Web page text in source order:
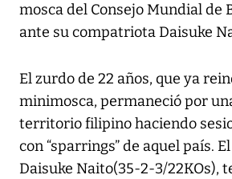
mosca del Consejo Mundial de
ante su compatriota Daisuke
El zurdo de 22 años, que ya
minimosca, permaneció por
territorio filipino haciendo
con “sparrings” de aquel país.
Daisuke Naito(35-2-3/22KOs),